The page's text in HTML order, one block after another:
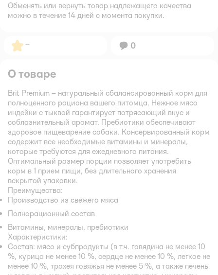
Обменять или вернуть товар надлежащего качества
можно в течение 14 дней с момента покупки.
Рейтинг:
– Вопросов:
0
О товаре
Brit Premium – натуральный сбалансированный корм для
полноценного рациона вашего питомца. Нежное мясо
индейки с тыквой гарантирует потрясающий вкус и
соблазнительный аромат. Пребиотики обеспечивают
здоровое пищеварение собаки. Консервированный корм
содержит все необходимые витамины и минералы,
которые требуются для ежедневного питания.
Оптимальный размер порции позволяет употребить
корм в 1 прием пищи, без длительного хранения
вскрытой упаковки.
Преимущества:
Производство из свежего мяса
Полнорационный состав
Витамины, минералы, пребиотики
Характеристики:
Состав: мясо и субпродукты (в т.ч. говядина не менее 10
%, курица не менее 10 %, сердце не менее 10 %, легкое не
менее 10 %, трахея говяжья не менее 5 %, а также печень